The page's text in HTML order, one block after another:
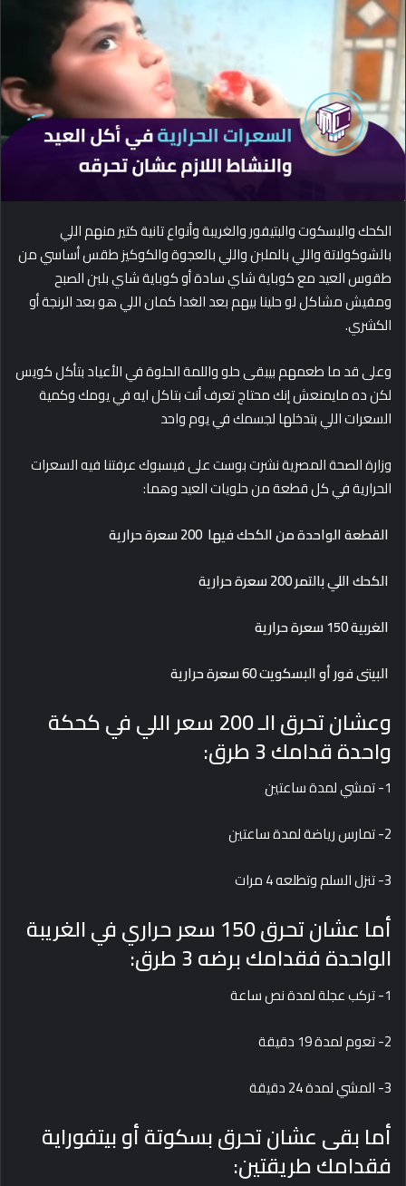
m
a
i
الكحك والبسكوت والبتيفور والغريبة وأنواع تانية كتير منهم اللي
بالشوكولاتة واللي بالملبن واللي بالعجوة والكوكيز طقس أساسي من
طقوس العيد مع كوباية شاي سادة أو كوباية شاي بلبن الصبح
ومفيش مشاكل لو حلينا بيهم بعد الغدا كمان اللي هو بعد الرنجة أو
الكشري.
وعلى قد ما طعمهم بيبقى حلو واللمة الحلوة في الأعياد بتأكل كويس
لكن ده مايمنعش إنك محتاج تعرف أنت بتاكل ايه في يومك وكمية
السعرات اللي بتدخلها لجسمك في يوم واحد
وزارة الصحة المصرية نشرت بوست على فيسبوك عرفتنا فيه السعرات
الحرارية في كل قطعة من حلويات العيد وهما:
القطعة الواحدة من الكحك فيها 200 سعرة حرارية
الكحك اللي بالتمر 200 سعرة حرارية
الغربية 150 سعرة حرارية
البيتى فور أو البسكويت 60 سعرة حرارية
وعشان تحرق الـ 200 سعر اللي في كحكة
واحدة قدامك 3 طرق:
1- تمشي لمدة ساعتين
2- تمارس رياضة لمدة ساعتين
3- تنزل السلم وتطلعه 4 مرات
أما عشان تحرق 150 سعر حراري في الغريبة
الواحدة فقدامك برضه 3 طرق:
1- تركب عجلة لمدة نص ساعة
2- تعوم لمدة 19 دقيقة
3- المشي لمدة 24 دقيقة
أما بقى عشان تحرق بسكوتة أو بيتفوراية
فقدامك طريقتين: